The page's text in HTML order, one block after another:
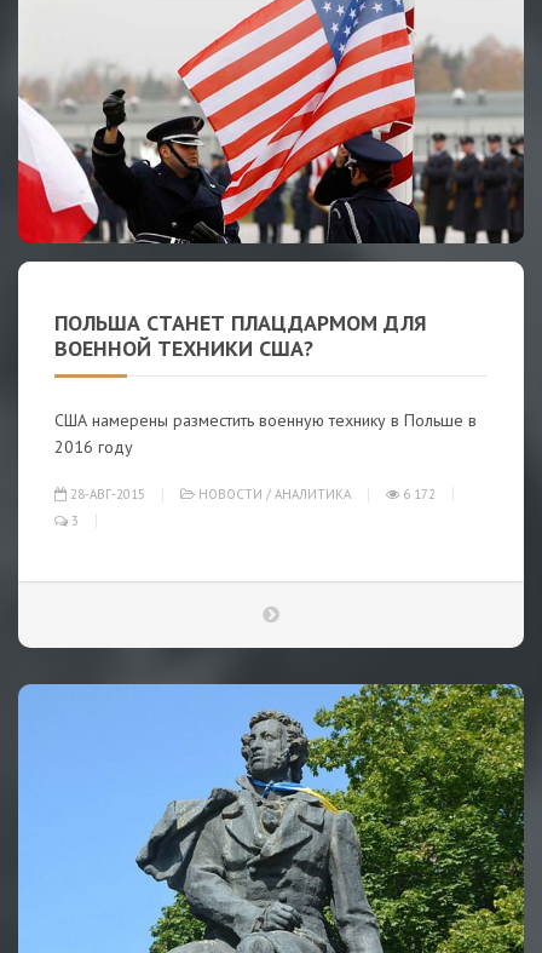
ПОЛЬША СТАНЕТ ПЛАЦДАРМОМ ДЛЯ
ВОЕННОЙ ТЕХНИКИ США?
США намерены разместить военную технику в Польше в
2016 году
28-АВГ-2015 НОВОСТИ / АНАЛИТИКА
6 172
3